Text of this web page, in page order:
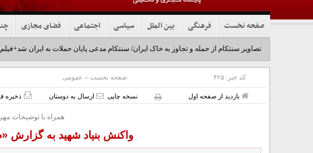
صفحه نخست فرهنگی بین الملل سیاسی اجتماعی فضای مجازی
تصاویر سنتکام از حمله و تجاوز به خاک ایران/ سنتکام مدعی پایان حملات به ایران شد+فیلم
کد خبر: ۴۲۵ صفحه نخست » عمومی
بازدید از صفحه اول نسخه چاپی ارسال به دوستان ذخیره
همراه با توضیحات مهر
واکنش بنیاد شهید به گزارش